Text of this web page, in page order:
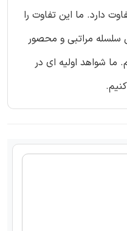
دارد. ما این تفاوت را
سلسله مراتبی و محصور
ما شواهد اولیه ای در